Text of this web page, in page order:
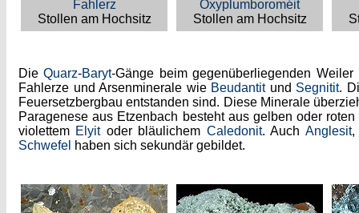
Fahlerz
Stollen am Hochsitz
Oxyplumboroméit
Stollen am Hochsitz
DieQuarz-Baryt-Gänge beim gegenüberliegenden Weiler
Fahlerze und Arsenminerale wie Beudantitund Segnitit.
Feuersetzbergbau entstanden sind. Diese Minerale
Paragenese aus Etzenbach besteht aus gelben oder
violettem Elyitoder bläulichem Caledonit. Auch Anglesit
Schwefel haben sich sekundär gebildet.